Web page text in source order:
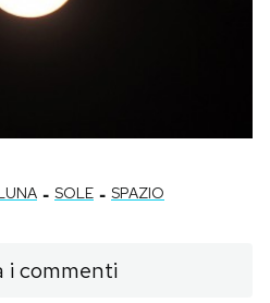
- SOLE - SPAZIO
i commenti